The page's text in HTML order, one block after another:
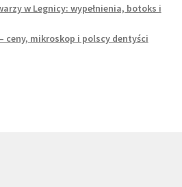
w Legnicy: wypełnienia, botoks i
ceny, mikroskop i polscy dentyści